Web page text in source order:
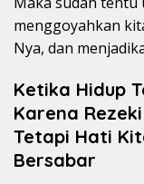
menggoyahkan
Nya, dan
Ketika Hidup
Karena
Tetapi Hati
Bersabar